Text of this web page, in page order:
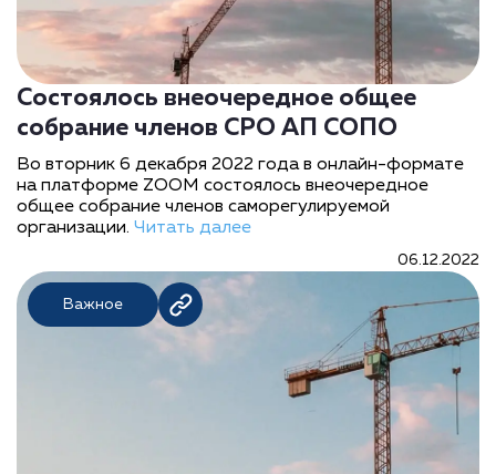
Состоялось внеочередное общее
собрание членов СРО АП СОПО
Во вторник 6 декабря 2022 года в онлайн-формате
на платформе ZOOM состоялось внеочередное
общее собрание членов саморегулируемой
организации. Читать далее
06.12.2022
Важное